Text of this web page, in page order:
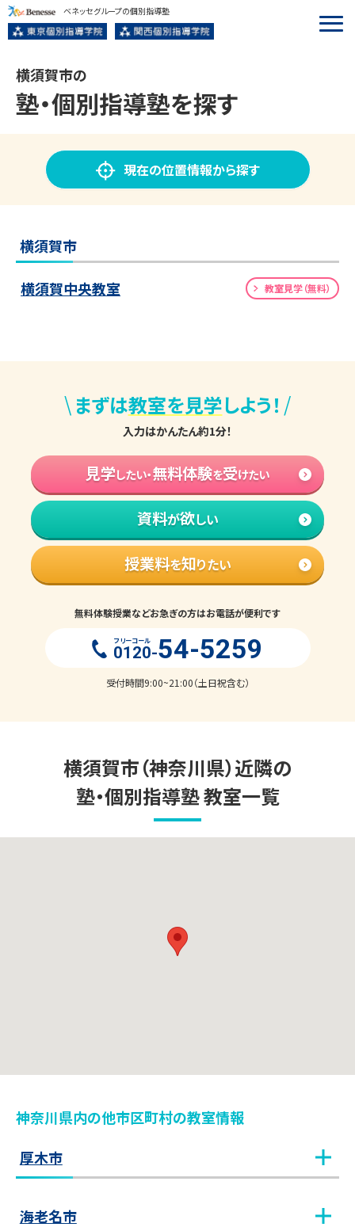
ベネッセグループの個別指導塾
横須賀市の
塾・個別指導塾を探す
現在の位置情報から探す
横須賀市
横須賀中央教室 教室見学（無料）
\ まずは教室を見学しよう！ /
入力はかんたん約1分！
見学したい・無料体験を受けたい
資料が欲しい
授業料を知りたい
無料体験授業などお急ぎの方はお電話が便利です
フリーコール
0120-54-5259
受付時間9:00~21:00（土日祝含む）
横須賀市（神奈川県）近隣の
塾・個別指導塾 教室一覧
神奈川県内の他市区町村の教室情報
厚木市
本厚木教室 教室見学（無料）
海老名市